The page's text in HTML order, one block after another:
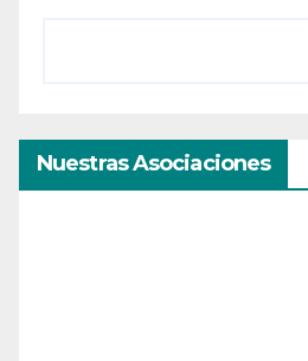
Nuestras Asociaciones